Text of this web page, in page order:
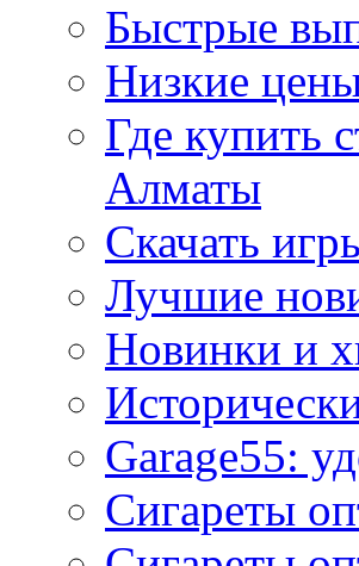
Быстрые
Низкие
Где купить
Алматы
Скачать
Лучшие
Новинки и
Garage55:
Сигареты